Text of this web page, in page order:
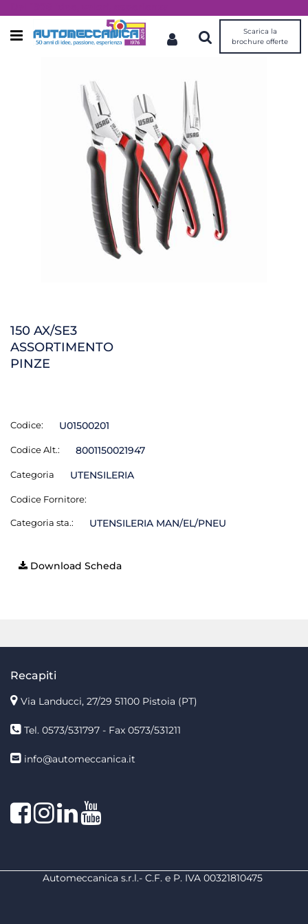
Open menu
Scarica la
brochure offerte
150 AX/SE3
ASSORTIMENTO
PINZE
Codice: U01500201
Codice Alt.: 8001150021947
Categoria UTENSILERIA
Codice Fornitore:
Categoria sta.: UTENSILERIA MAN/EL/PNEU
Download Scheda
Recapiti
Via Landucci, 27/29 51100 Pistoia (PT)
Tel. 0573/531797 - Fax 0573/531211
info@automeccanica.it
FacebookInstagram
linkedin
Automeccanica s.r.l.- C.F. e P. IVA 00321810475